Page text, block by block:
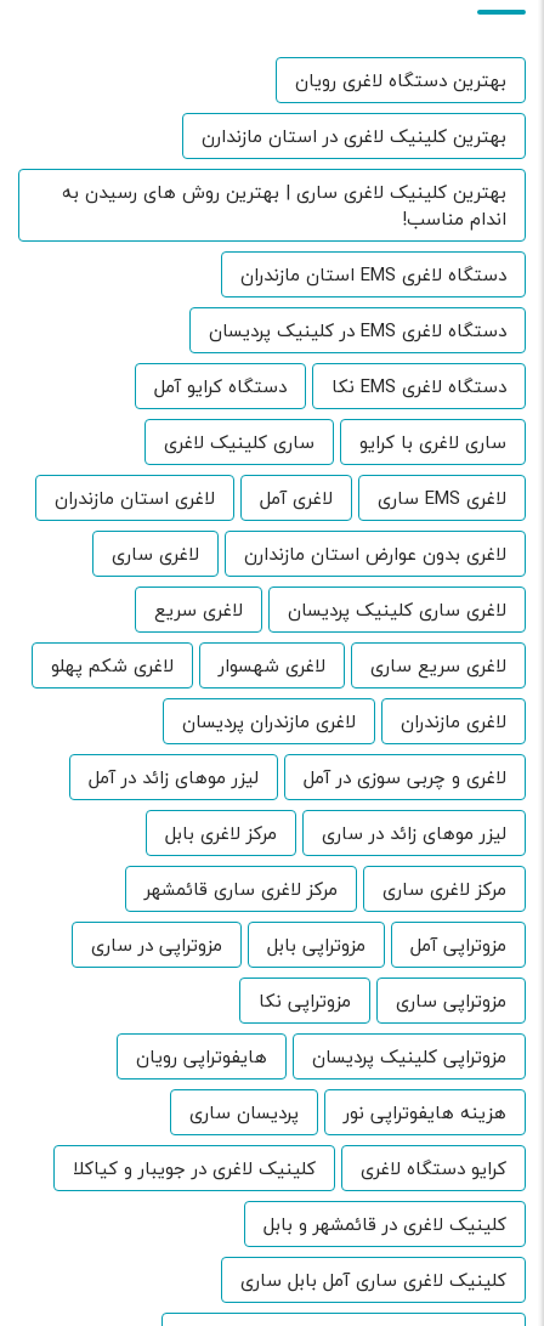
بهترین دستگاه لاغری رویان
بهترین کلینیک لاغری در استان مازندارن
بهترین کلینیک لاغری ساری | بهترین روش های رسیدن به
اندام مناسب!
دستگاه لاغری EMS استان مازندران
دستگاه لاغری EMS در کلینیک پردیسان
دستگاه لاغری EMS نکا
دستگاه کرایو آمل
ساری لاغری با کرایو
ساری کلینیک لاغری
لاغری EMS ساری
لاغری آمل
لاغری استان مازندران
لاغری بدون عوارض استان مازندارن
لاغری ساری
لاغری ساری کلینیک پردیسان
لاغری سریع
لاغری سریع ساری
لاغری شهسوار
لاغری شکم پهلو
لاغری مازندران
لاغری مازندران پردیسان
لاغری و چربی سوزی در آمل
لیزر موهای زائد در آمل
لیزر موهای زائد در ساری
مرکز لاغری بابل
مرکز لاغری ساری
مرکز لاغری ساری قائمشهر
مزوتراپی آمل
مزوتراپی بابل
مزوتراپی در ساری
مزوتراپی ساری
مزوتراپی نکا
مزوتراپی کلینیک پردیسان
هایفوتراپی رویان
هزینه هایفوتراپی نور
پردیسان ساری
کرایو دستگاه لاغری
کلینیک لاغری در جویبار و کیاکلا
کلینیک لاغری در قائمشهر و بابل
کلینیک لاغری ساری آمل بابل ساری